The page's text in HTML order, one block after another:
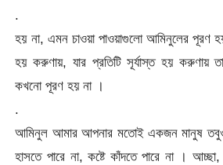
.
হয় না, এমন চাওয়া পাওয়াগুলো আমিনুলের পূরণ
হয় করুণায়, যার প্রতিটি সূর্যাস্ত হয় করুণায়
কখনো পূরণ হয় না ।
.
আমিনুল আমার আপনার মতোই একজন মানুষ
হাসতে পারে না, কষ্টে কাঁদতে পারে না ।